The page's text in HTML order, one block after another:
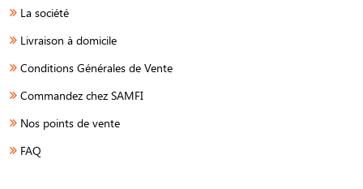
La société
Livraison à domicile
Conditions Générales de Vente
Commandez chez SAMFI
Nos points de vente
FAQ